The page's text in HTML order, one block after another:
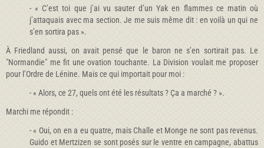
- « C’est toi que j’ai vu sauter d’un Yak en flammes ce matin où
j’attaquais avec ma section. Je me suis même dit : en voilà un qui ne
s’en sortira pas ».
À Friedland aussi, on avait pensé que le baron ne s’en sortirait pas. Le
"Normandie" me fit une ovation touchante. La Division voulait me proposer
pour l’Ordre de Lénine. Mais ce qui importait pour moi :
- « Alors, ce 27, quels ont été les résultats ? Ça a marché ? ».
Marchi me répondit :
- « Oui, on en a eu quatre, mais Challe et Monge ne sont pas revenus.
Guido et Mertzizen se sont posés sur le ventre en campagne, abattus